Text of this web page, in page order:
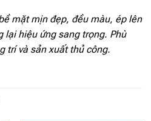
mặt mịn đẹp, đều màu, ép lên
lại hiệu ứng sang trọng. Phù
trí và sản xuất thủ công.